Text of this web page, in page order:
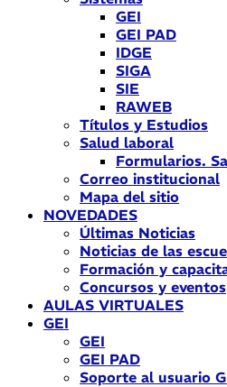
GEI
GEI PAD
IDGE
SIGA
SIE
RAWEB
Títulos y Estudios
Salud laboral
Formularios.
Correo institucional
Mapa del sitio
NOVEDADES
Últimas Noticias
Noticias de las
Formación y
Concursos y eventos
AULAS VIRTUALES
GEI
GEI
GEI PAD
Soporte al usuario